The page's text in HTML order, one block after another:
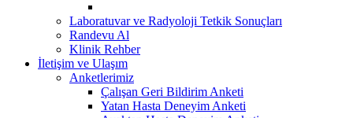
Laboratuvar ve Radyoloji Tetkik Sonuçları
Randevu Al
Klinik Rehber
İletişim ve Ulaşım
Anketlerimiz
Çalışan Geri Bildirim Anketi
Yatan Hasta Deneyim Anketi